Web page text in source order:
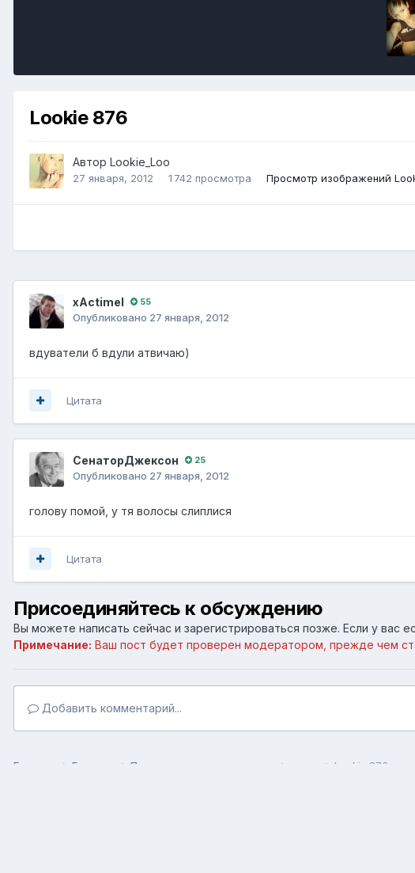
Lookie 876
Автор Lookie_Loo
27 января, 2012 1 742 просмотра Просмотр изображений
xActimel 55
Опубликовано 27 января, 2012
вдуватели б вдули атвичаю)
Цитата
СенаторДжексон 25
Опубликовано 27 января, 2012
голову помой, у тя волосы слиплися
Цитата
Присоединяйтесь к обсуждению
Вы можете написать сейчас и зарегистрироваться позже. Если у вас
Примечание: Ваш пост будет проверен модератором, прежде чем
Добавить комментарий...
Главная Галерея Пользовательские галереи Lookie 876